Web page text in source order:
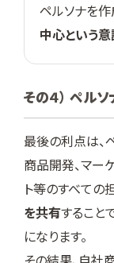
ペルソナを作
中心という
その４） ペル
最後の利点は、
商品開発、マー
ト等のすべての
を共有することで
になります。